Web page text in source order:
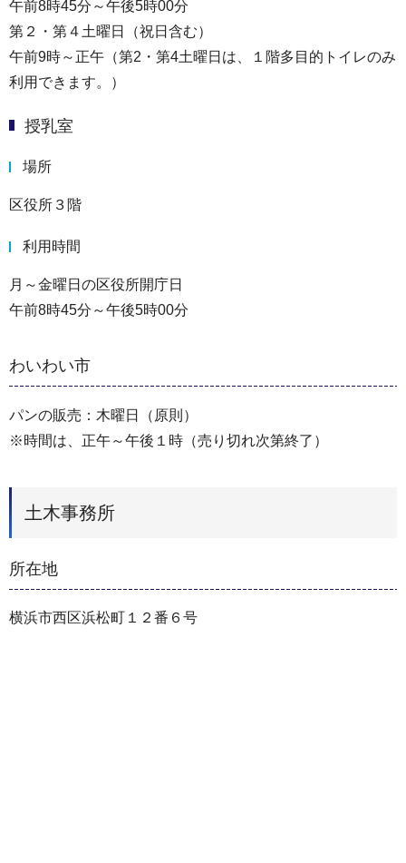
午前8時45分～午後5時00分
第２・第４土曜日（祝日含む）
午前9時～正午（第2・第4土曜日は、１階多目的トイレのみ
利用できます。）
授乳室
場所
区役所３階
利用時間
月～金曜日の区役所開庁日
午前8時45分～午後5時00分
わいわい市
パンの販売：木曜日（原則）
※時間は、正午～午後１時（売り切れ次第終了）
土木事務所
所在地
横浜市西区浜松町１２番６号